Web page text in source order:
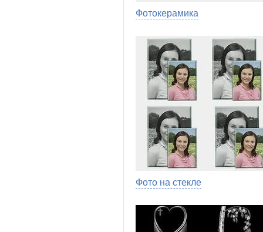
Фотокерамика
Фото на стекле